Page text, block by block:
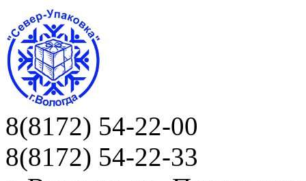
8(8172) 54-22-00
8(8172) 54-22-33